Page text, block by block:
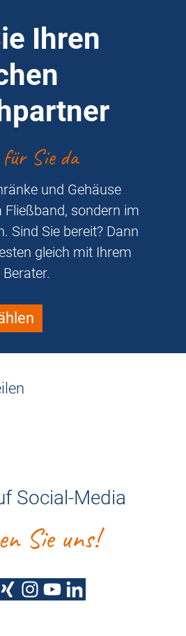
Ihren
Sie da
und Gehäuse
sondern im
Sind Sie bereit? Dann
gleich mit Ihrem
Social-Media
Sie uns!